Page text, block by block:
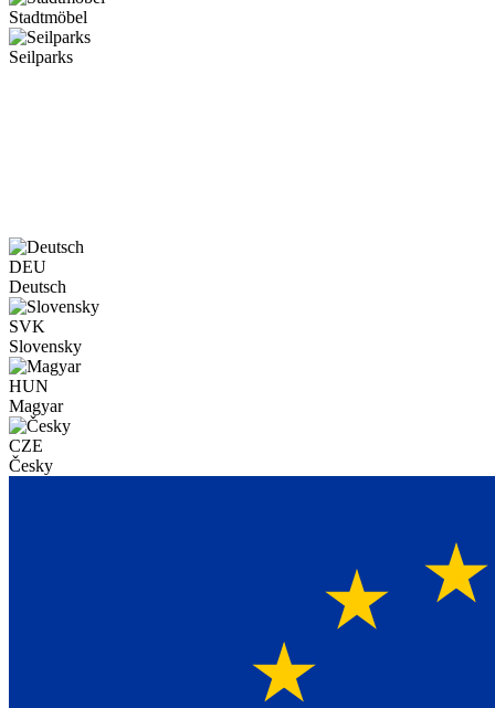
Stadtmöbel
Seilparks
DEU
Deutsch
SVK
Slovensky
HUN
Magyar
CZE
Česky